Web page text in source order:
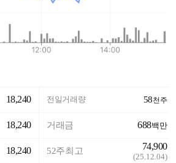
18,240
18,240
18,240
전일거래량 58천주
거래금 688백만
52주최고 74,900
(25.12.04)